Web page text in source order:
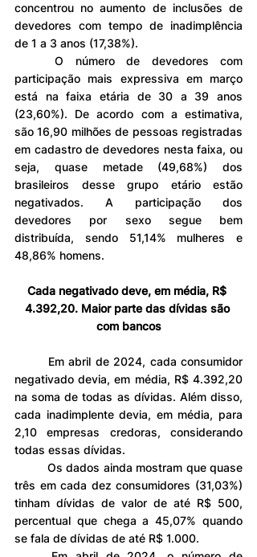
concentrou no aumento de inclusões de
devedores com tempo de inadimplência
de 1 a 3 anos (17,38%).
	O número de devedores com
participação mais expressiva em março
está na faixa etária de 30 a 39 anos
(23,60%). De acordo com a estimativa,
são 16,90 milhões de pessoas registradas
em cadastro de devedores nesta faixa, ou
seja, quase metade (49,68%) dos
brasileiros desse grupo etário estão
negativados. A participação dos
devedores por sexo segue bem
distribuída, sendo 51,14% mulheres e
48,86% homens.
Cada negativado deve, em média, R$
4.392,20. Maior parte das dívidas são
com bancos
negativado devia, em média, R$ 4.392,20
na soma de todas as dívidas. Além disso,
cada inadimplente devia, em média, para
2,10 empresas credoras, considerando
todas essas dívidas.
três em cada dez consumidores (31,03%)
tinham dívidas de valor de até R$ 500,
percentual que chega a 45,07% quando
se fala de dívidas de até R$ 1.000.